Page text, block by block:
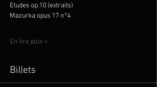
Etudes op.10 (extraits)
Mazurka opus 17 n°4
En lire plus >
Billets